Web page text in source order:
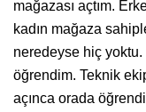
mağazası açtım.
kadın mağaza
neredeyse hiç yoktu.
öğrendim. Teknik
açınca orada